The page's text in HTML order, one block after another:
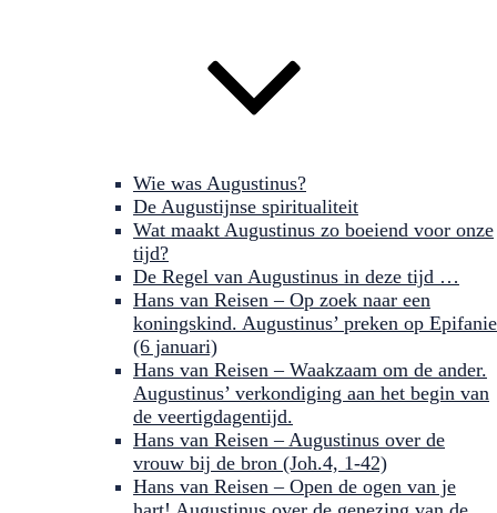
Wie was Augustinus?
De Augustijnse spiritualiteit
Wat maakt Augustinus zo boeiend voor onze
tijd?
De Regel van Augustinus in deze tijd …
Hans van Reisen – Op zoek naar een
koningskind. Augustinus’ preken op Epifanie
(6 januari)
Hans van Reisen – Waakzaam om de ander.
Augustinus’ verkondiging aan het begin van
de veertigdagentijd.
Hans van Reisen – Augustinus over de
vrouw bij de bron (Joh.4, 1-42)
Hans van Reisen – Open de ogen van je